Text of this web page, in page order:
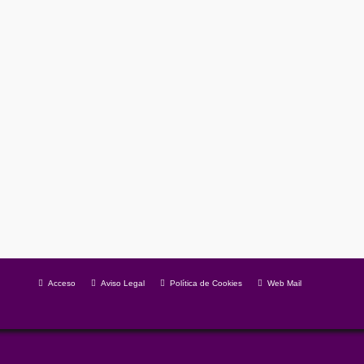
Acceso Aviso Legal Política de Cookies Web Mail